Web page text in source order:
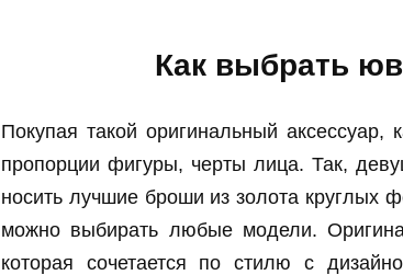
Как выбрать
Покупая такой оригинальный
пропорции фигуры, черты лица. Так,
носить лучшие броши из золота
можно выбирать любые модели.
которая сочетается по стилю с